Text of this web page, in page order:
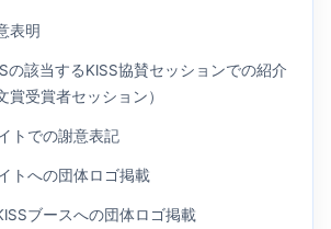
表明
の該当するKISS協賛セッションでの紹介
賞受賞者セッション）
トでの謝意表記
トへの団体ロゴ掲載
ブースへの団体ロゴ掲載